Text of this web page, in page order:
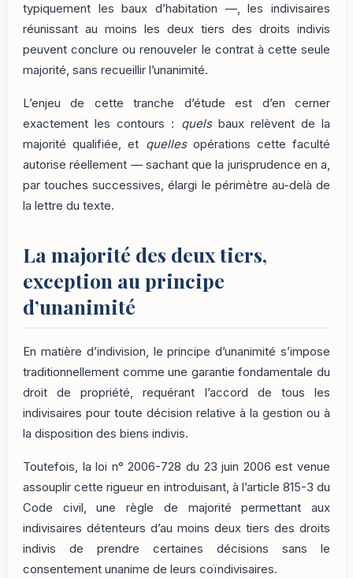
typiquement les baux d’habitation —, les indivisaires
réunissant au moins les deux tiers des droits indivis
peuvent conclure ou renouveler le contrat à cette seule
majorité, sans recueillir l’unanimité.
L’enjeu de cette tranche d’étude est d’en cerner
exactement les contours : quelsbaux relèvent de la
majorité qualifiée, et quellesopérations cette faculté
autorise réellement — sachant que la jurisprudence en a,
par touches successives, élargi le périmètre au-delà de
la lettre du texte.
La majorité des deux tiers,
exception au principe
d’unanimité
En matière d’indivision, le principe d’unanimité s’impose
traditionnellement comme une garantie fondamentale du
droit de propriété, requérant l’accord de tous les
indivisaires pour toute décision relative à la gestion ou à
la disposition des biens indivis.
Toutefois, la loi n° 2006-728 du 23 juin 2006 est venue
assouplir cette rigueur en introduisant, à l’article 815-3 du
Code civil, une règle de majorité permettant aux
indivisaires détenteurs d’au moins deux tiers des droits
indivis de prendre certaines décisions sans le
consentement unanime de leurs coïndivisaires.